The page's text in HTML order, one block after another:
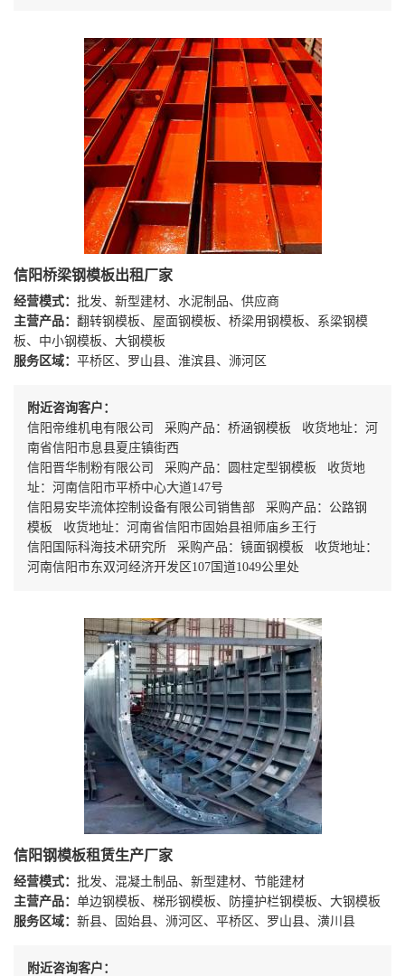
信阳桥梁钢模板出租厂家
经营模式： 批发、新型建材、水泥制品、供应商
主营产品： 翻转钢模板、屋面钢模板、桥梁用钢模板、系梁钢模
板、中小钢模板、大钢模板
服务区域： 平桥区、罗山县、淮滨县、浉河区
附近咨询客户：
信阳帝维机电有限公司 采购产品：桥涵钢模板 收货地址：河
南省信阳市息县夏庄镇街西
信阳晋华制粉有限公司 采购产品：圆柱定型钢模板 收货地
址：河南信阳市平桥中心大道147号
信阳易安毕流体控制设备有限公司销售部 采购产品：公路钢
模板 收货地址：河南省信阳市固始县祖师庙乡王行
信阳国际科海技术研究所 采购产品：镜面钢模板 收货地址：
河南信阳市东双河经济开发区107国道1049公里处
信阳钢模板租赁生产厂家
经营模式： 批发、混凝土制品、新型建材、节能建材
主营产品： 单边钢模板、梯形钢模板、防撞护栏钢模板、大钢模板
服务区域： 新县、固始县、浉河区、平桥区、罗山县、潢川县
附近咨询客户：